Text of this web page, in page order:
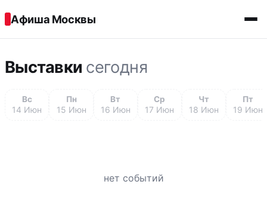
Афиша Москвы
Выставки сегодня
Вс
14 Июн
Пн
15 Июн
Вт
16 Июн
Ср
17 Июн
Чт
18 Июн
Пт
19 Июн
нет событий